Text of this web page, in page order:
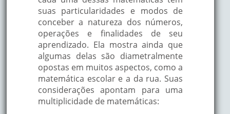
suas particularidades e modos de
conceber a natureza dos números,
operações e finalidades de seu
aprendizado. Ela mostra ainda que
algumas delas são diametralmente
opostas em muitos aspectos, como a
matemática escolar e a da rua. Suas
considerações apontam para uma
multiplicidade de matemáticas: